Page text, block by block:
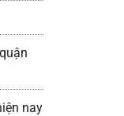
nay